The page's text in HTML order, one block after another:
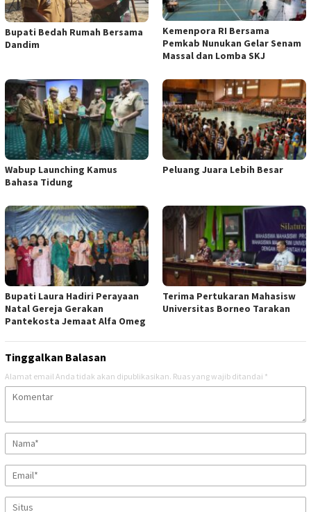
Bupati Bedah Rumah Bersama
Dandim
Kemenpora RI Bersama
Pemkab Nunukan Gelar Senam
Massal dan Lomba SKJ
Wabup Launching Kamus
Bahasa Tidung
Peluang Juara Lebih Besar
Bupati Laura Hadiri Perayaan
Natal Gereja Gerakan
Pantekosta Jemaat Alfa Omeg
Terima Pertukaran Mahasisw
Universitas Borneo Tarakan
Tinggalkan Balasan
Alamat email Anda tidak akan dipublikasikan. Ruas yang wajib ditandai *